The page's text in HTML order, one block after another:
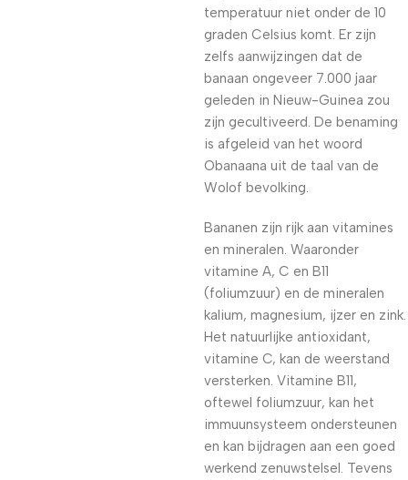
temperatuur niet onder de 10
graden Celsius komt. Er zijn
zelfs aanwijzingen dat de
banaan ongeveer 7.000 jaar
geleden in Nieuw-Guinea zou
zijn gecultiveerd. De benaming
is afgeleid van het woord
Obanaana uit de taal van de
Wolof bevolking.
Bananen zijn rijk aan vitamines
en mineralen. Waaronder
vitamine A, C en B11
(foliumzuur) en de mineralen
kalium, magnesium, ijzer en zink.
Het natuurlijke antioxidant,
vitamine C, kan de weerstand
versterken. Vitamine B11,
oftewel foliumzuur, kan het
immuunsysteem ondersteunen
en kan bijdragen aan een goed
werkend zenuwstelsel. Tevens